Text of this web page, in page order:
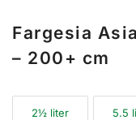
Fargesia
– 200+ cm
2½ liter 5.5